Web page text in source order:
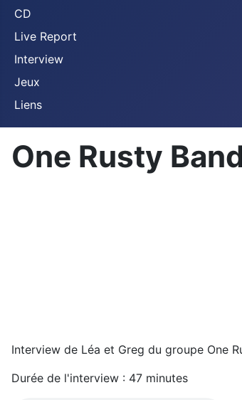
CD
Live Report
Interview
Jeux
Liens
One Rusty
Interview de Léa et Greg du groupe One
Durée de l'interview : 47 minutes